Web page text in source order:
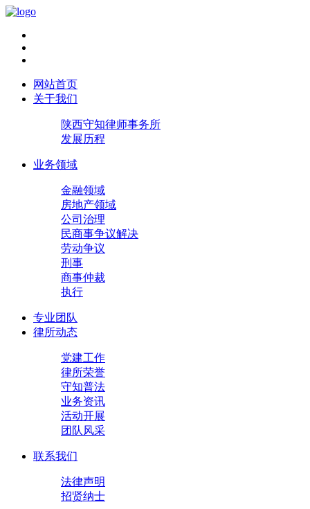
网站首页
关于我们
陕西守知律师事务所
发展历程
业务领域
金融领域
房地产领域
公司治理
民商事争议解决
劳动争议
刑事
商事仲裁
执行
专业团队
律所动态
党建工作
律所荣誉
守知普法
业务资讯
活动开展
团队风采
联系我们
法律声明
招贤纳士